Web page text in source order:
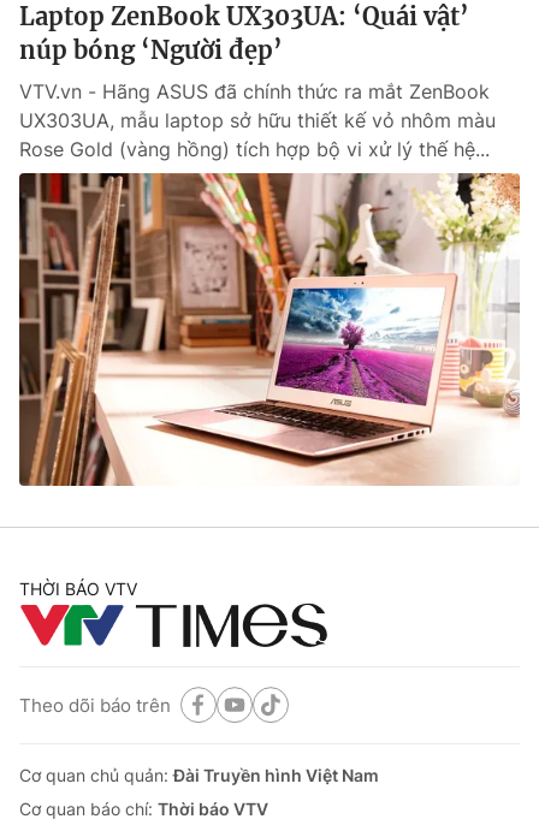
Góc doanh nghiệp
Truyền hình
Phim VTV
Hậu trường
Nhân vật
Khán giả
Giải sao mai
Giải trí
Điện ảnh
Âm nhạc
Sao
Đời sống
Du lịch
Làm đẹp
Chất lượng cuộc sống
Giáo dục
Tuyển sinh
Học trực tuyến
Công nghệ
Hitech Công nghệ tương lai
Sản phẩm
Thị trường
Tư vấn
Giao lưu trực tuyến
Lịch phát sóng
Chuyên mục khác
Photo Infographic
Video Shorts video
VTV Money VTV Thể thao
Laptop ZenBook UX303UA: ‘Quái vật’
núp bóng ‘Người đẹp’
VTV.vn - Hãng ASUS đã chính thức ra mắt ZenBook
UX303UA, mẫu laptop sở hữu thiết kế vỏ nhôm màu
Rose Gold (vàng hồng) tích hợp bộ vi xử lý thế hệ...
THỜI BÁO VTV
Theo dõi báo trên
Cơ quan chủ quản:Đài Truyền hình Việt Nam
Cơ quan báo chí: Thời báo VTV